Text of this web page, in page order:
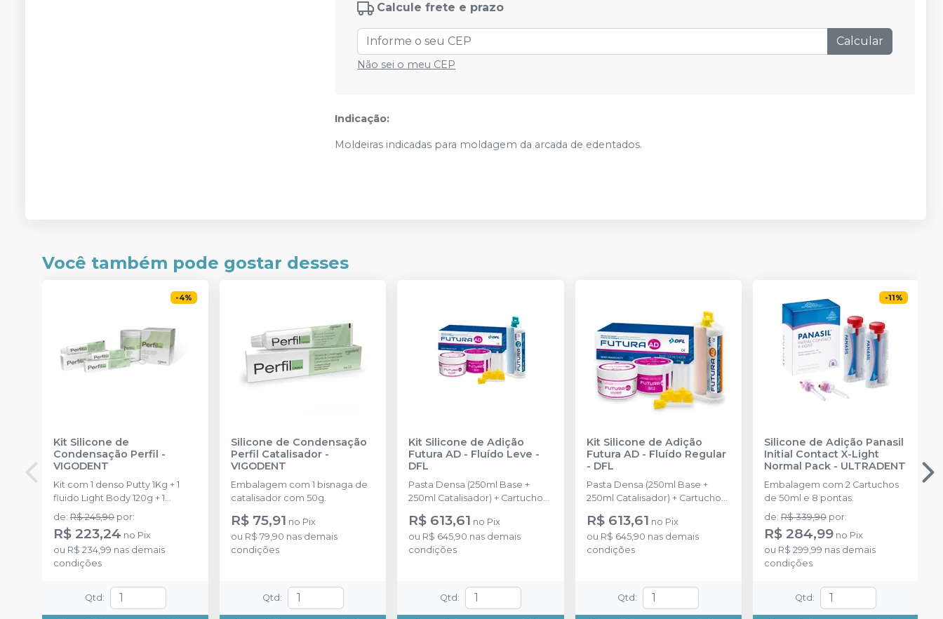
Calcule frete e prazo
Calcular
Não sei o meu CEP
Indicação:
Moldeiras indicadas para moldagem da arcada de edentados.
Você também pode gostar desses
-4%
Kit Silicone de
Condensação Perfil -
VIGODENT
Kit com 1 denso Putty 1Kg + 1
fluido Light Body 120g + 1
catalisador 60ml.
de: R$ 245,90 por:
R$ 223,24 no Pix
ou R$ 234,99 nas demais
condições
Qtd :
Silicone de Condensação
Perfil Catalisador -
VIGODENT
Embalagem com 1 bisnaga de
catalisador com 50g.
R$ 75,91 no Pix
ou R$ 79,90 nas demais
condições
Qtd :
Kit Silicone de Adição
Futura AD - Fluído Leve -
DFL
Pasta Densa (250ml Base +
250ml Catalisador) + Cartucho
Leve com 50ml + 6 pontas
misturadoras + 6 pontas
intraorais
R$ 613,61 no Pix
ou R$ 645,90 nas demais
condições
Qtd :
Kit Silicone de Adição
Futura AD - Fluído Regular
- DFL
Pasta Densa (250ml Base +
250ml Catalisador) + Cartucho
Regular com 50ml + 6 pontas
misturadoras + 6 pontas
intraorais
R$ 613,61 no Pix
ou R$ 645,90 nas demais
condições
Qtd :
-11%
Silicone de Adição Panasil
Initial Contact X-Light
Normal Pack- ULTRADENT
Embalagem com 2 Cartuchos
de 50ml e 8 pontas.
de:R$ 339,90 por:
R$ 284,99 no Pix
ou R$ 299,99 nas demais
condições
Qtd :